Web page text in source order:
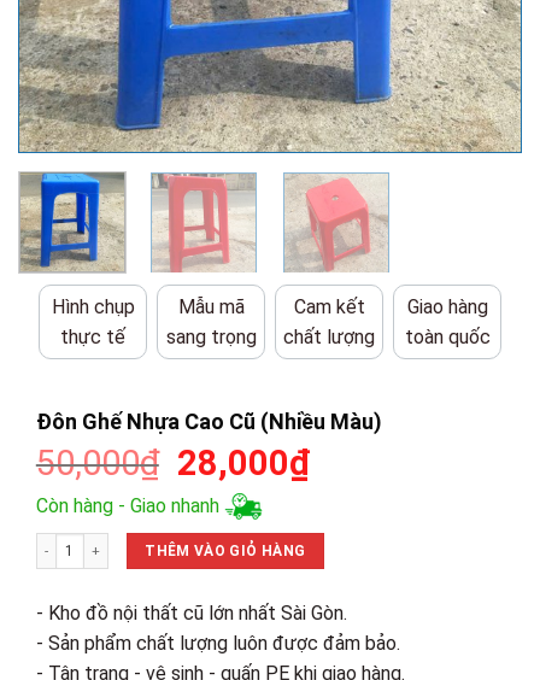
Hình chụp
thực tế
Mẫu mã
sang trọng
Cam kết
chất lượng
Giao hàng
toàn quốc
Đôn Ghế Nhựa Cao Cũ (Nhiều Màu)
50,000₫ Giá
gốc
là:
50,000₫.
28,000₫Giá
tại
là:
28,000₫.
Còn hàng - Giao nhanh
Đôn Ghế Nhựa Cao Cũ (Nhiều Màu) số lượng
THÊM VÀO GIỎ HÀNG
- Kho đồ nội thất cũ lớn nhất Sài Gòn.
- Sản phẩm chất lượng luôn được đảm bảo.
- Tân trang - vệ sinh - quấn PE khi giao hàng.